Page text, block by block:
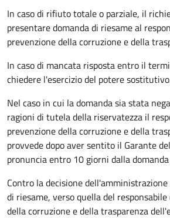
In caso di rifiuto totale o parziale, il
presentare domanda di riesame al
prevenzione della corruzione e della
In caso di mancata risposta entro il
chiedere l'esercizio del potere
Nel caso in cui la domanda sia stata
ragioni di tutela della riservatezza il
prevenzione della corruzione e della
provvede dopo aver sentito il Garante
pronuncia entro 10 giorni dalla
Contro la decisione
di riesame, verso quella del
della corruzione e della trasparenza